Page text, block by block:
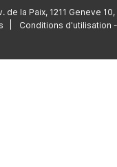
de la Paix, 1211 Geneve
Conditions d'utilisation